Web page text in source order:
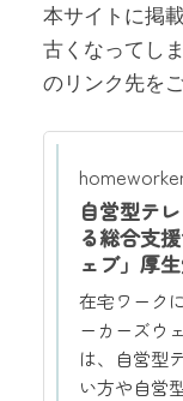
本サイトに掲
古くなってし
のリンク先を
自営型テ
る総合支
ェブ」厚
在宅ワーク
ーカーズウ
は、自営型
い方や自営